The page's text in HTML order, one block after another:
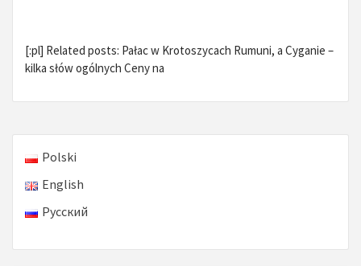
[:pl] Related posts: Pałac w Krotoszycach Rumuni, a Cyganie –
kilka słów ogólnych Ceny na
Polski
English
Русский